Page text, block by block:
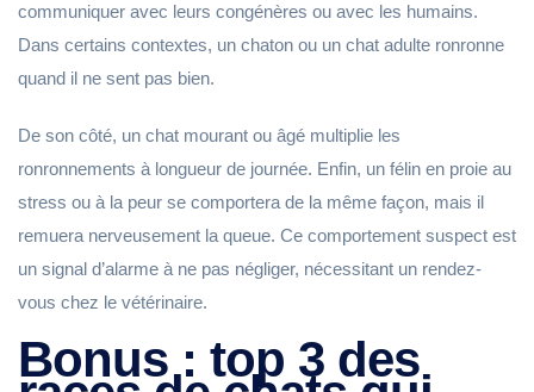
communiquer avec leurs congénères ou avec les humains.
Dans certains contextes, un chaton ou un chat adulte ronronne
quand il ne sent pas bien.
De son côté, un chat mourant ou âgé multiplie les
ronronnements à longueur de journée. Enfin, un félin en proie au
stress ou à la peur se comportera de la même façon, mais il
remuera nerveusement la queue. Ce comportement suspect est
un signal d’alarme à ne pas négliger, nécessitant un rendez-
vous chez le vétérinaire.
Bonus : top 3 des